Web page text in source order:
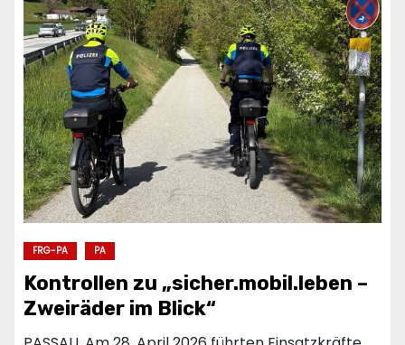
FRG-PA PA
Kontrollen zu „sicher.mobil.leben –
Zweiräder im Blick“